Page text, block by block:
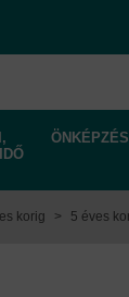
ÖNKÉPZÉS
korig > 5 éves